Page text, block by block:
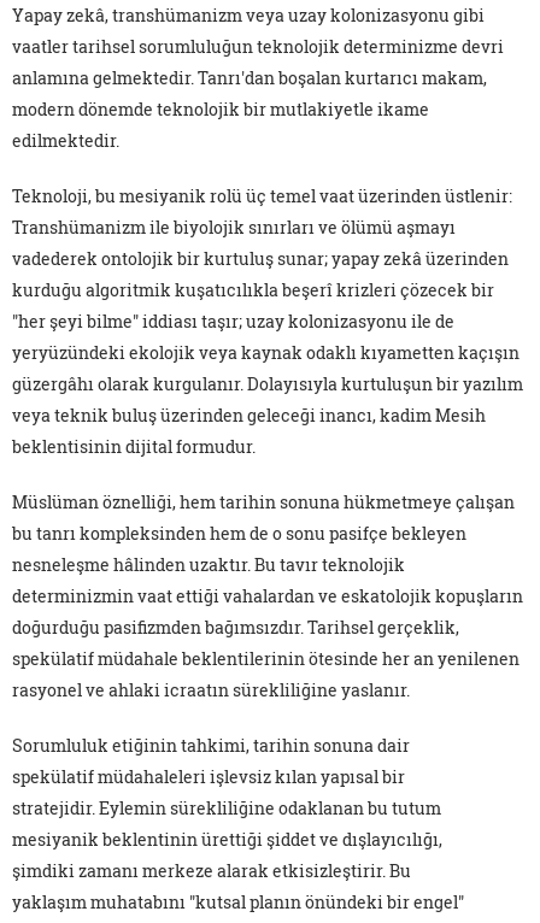
Yapay zekâ, transhümanizm veya uzay kolonizasyonu gibi
vaatler tarihsel sorumluluğun teknolojik determinizme devri
anlamına gelmektedir. Tanrı'dan boşalan kurtarıcı makam,
modern dönemde teknolojik bir mutlakiyetle ikame
edilmektedir.
Teknoloji, bu mesiyanik rolü üç temel vaat üzerinden üstlenir:
Transhümanizm ile biyolojik sınırları ve ölümü aşmayı
vadederek ontolojik bir kurtuluş sunar; yapay zekâ üzerinden
kurduğu algoritmik kuşatıcılıkla beşerî krizleri çözecek bir
"her şeyi bilme" iddiası taşır; uzay kolonizasyonu ile de
yeryüzündeki ekolojik veya kaynak odaklı kıyametten kaçışın
güzergâhı olarak kurgulanır. Dolayısıyla kurtuluşun bir yazılım
veya teknik buluş üzerinden geleceği inancı, kadim Mesih
beklentisinin dijital formudur.
Müslüman öznelliği, hem tarihin sonuna hükmetmeye çalışan
bu tanrı kompleksinden hem de o sonu pasifçe bekleyen
nesneleşme hâlinden uzaktır. Bu tavır teknolojik
determinizmin vaat ettiği vahalardan ve eskatolojik kopuşların
doğurduğu pasifizmden bağımsızdır. Tarihsel gerçeklik,
spekülatif müdahale beklentilerinin ötesinde her an yenilenen
rasyonel ve ahlaki icraatın sürekliliğine yaslanır.
Sorumluluk etiğinin tahkimi, tarihin sonuna dair
spekülatif müdahaleleri işlevsiz kılan yapısal bir
stratejidir. Eylemin sürekliliğine odaklanan bu tutum
mesiyanik beklentinin ürettiği şiddet ve dışlayıcılığı,
şimdiki zamanı merkeze alarak etkisizleştirir. Bu
yaklaşım muhatabını "kutsal planın önündeki bir engel"